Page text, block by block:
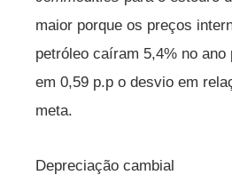
maior porque os preços
petróleo caíram 5,4% no ano
em 0,59 p.p o desvio em
meta.
Depreciação cambial